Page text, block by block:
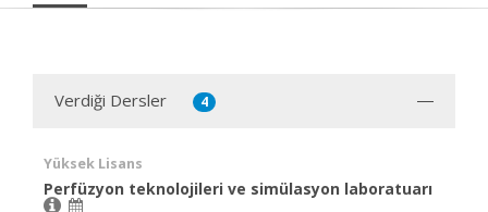
Verdiği Dersler 4
Yüksek Lisans
Perfüzyon teknolojileri ve simülasyon laboratuarı